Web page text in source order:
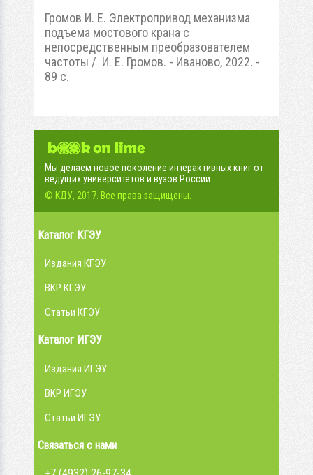
Громов И. Е. Электропривод механизма
подъема мостового крана с
непосредственным преобразователем
частоты / И. Е. Громов. - Иваново, 2022. -
89 с.
Мы делаем новое поколение интерактивных книг от
ведущих университетов и вузов России.
© КДУ, 2017. Все права защищены.
Каталог КГЭУ
Издания КГЭУ
ВКР КГЭУ
Статьи КГЭУ
Каталог ИГЭУ
Издания ИГЭУ
ВКР ИГЭУ
Статьи ИГЭУ
Связаться с нами